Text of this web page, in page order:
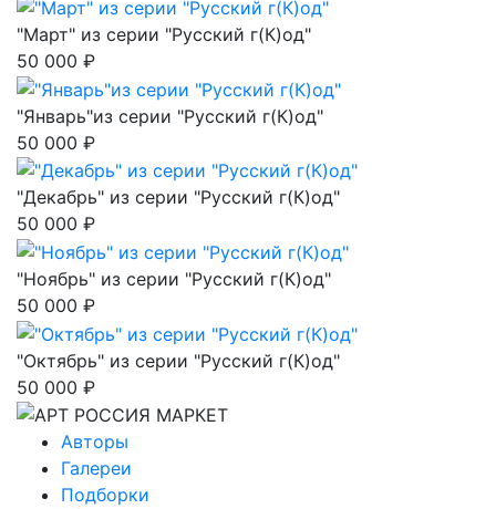
"Март" из серии "Русский г(К)од"
50 000 ₽
"Январь"из серии "Русский г(К)од"
50 000 ₽
"Декабрь" из серии "Русский г(К)од"
50 000 ₽
"Ноябрь" из серии "Русский г(К)од"
50 000 ₽
"Октябрь" из серии "Русский г(К)од"
50 000 ₽
Авторы
Галереи
Подборки